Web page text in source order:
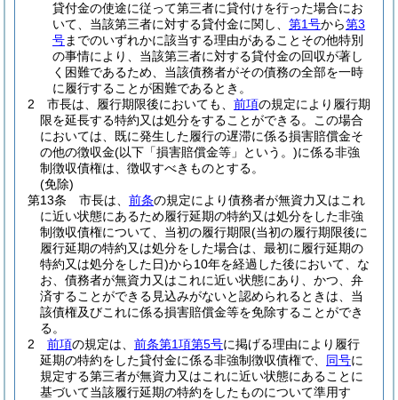
貸付金の使途に従って第三者に貸付けを行った場合にお
いて、当該第三者に対する貸付金に関し、 第1号から第3
号までのいずれかに該当する理由があることその他特別
の事情により、当該第三者に対する貸付金の回収が著し
く困難であるため、当該債務者がその債務の全部を一時
に履行することが困難であるとき。
2
市長は、履行期限後においても、 前項の規定により履行期
限を延長する特約又は処分をすることができる。
この場合
においては、既に発生した履行の遅滞に係る損害賠償金そ
の他の徴収金(以下「損害賠償金等」という。)に係る非強
制徴収債権は、徴収すべきものとする。
(免除)
第13条
市長は、 前条の規定により債務者が無資力又はこれ
に近い状態にあるため履行延期の特約又は処分をした非強
制徴収債権について、当初の履行期限(当初の履行期限後に
履行延期の特約又は処分をした場合は、最初に履行延期の
特約又は処分をした日)から10年を経過した後において、な
お、債務者が無資力又はこれに近い状態にあり、かつ、弁
済することができる見込みがないと認められるときは、当
該債権及びこれに係る損害賠償金等を免除することができ
る。
2
前項の規定は、 前条第1項第5号に掲げる理由により履行
延期の特約をした貸付金に係る非強制徴収債権で、 同号に
規定する第三者が無資力又はこれに近い状態にあることに
基づいて当該履行延期の特約をしたものについて準用す